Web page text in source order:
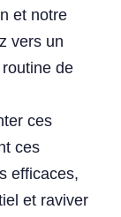
et notre
vers un
de
ces
ces
efficaces,
et raviver